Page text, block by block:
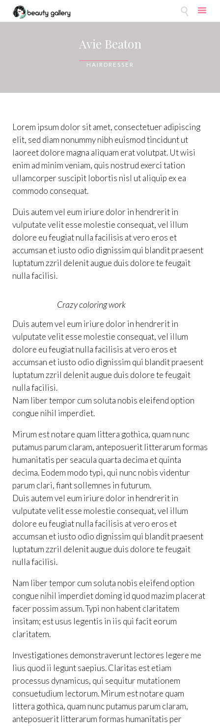

Avie Beaton
HAIRDRESSER
Lorem ipsum dolor sit amet, consectetuer adipiscing
elit, sed diam nonummy nibh euismod tincidunt ut
laoreet dolore magna aliquam erat volutpat. Ut wisi
enim ad minim veniam, quis nostrud exerci tation
ullamcorper suscipit lobortis nisl ut aliquip ex ea
commodo consequat.
Duis autem vel eum iriure dolor in hendrerit in
vulputate velit esse molestie consequat, vel illum
dolore eu feugiat nulla facilisis at vero eros et
accumsan et iusto odio dignissim qui blandit praesent
luptatum zzril delenit augue duis dolore te feugait
nulla facilisi.
Crazy coloring work
Duis autem vel eum iriure dolor in hendrerit in
vulputate velit esse molestie consequat, vel illum
dolore eu feugiat nulla facilisis at vero eros et
accumsan et iusto odio dignissim qui blandit praesent
luptatum zzril delenit augue duis dolore te feugait
nulla facilisi.
Nam liber tempor cum soluta nobis eleifend option
congue nihil imperdiet.
Mirum est notare quam littera gothica, quam nunc
putamus parum claram, anteposuerit litterarum formas
humanitatis per seacula quarta decima et quinta
decima. Eodem modo typi, qui nunc nobis videntur
parum clari, fiant sollemnes in futurum.
Duis autem vel eum iriure dolor in hendrerit in
vulputate velit esse molestie consequat, vel illum
dolore eu feugiat nulla facilisis at vero eros et
accumsan et iusto odio dignissim qui blandit praesent
luptatum zzril delenit augue duis dolore te feugait
nulla facilisi.
Nam liber tempor cum soluta nobis eleifend option
congue nihil imperdiet doming id quod mazim placerat
facer possim assum. Typi non habent claritatem
insitam; est usus legentis in iis qui facit eorum
claritatem.
Investigationes demonstraverunt lectores legere me
lius quod ii legunt saepius. Claritas est etiam
processus dynamicus, qui sequitur mutationem
consuetudium lectorum. Mirum est notare quam
littera gothica, quam nunc putamus parum claram,
anteposuerit litterarum formas humanitatis per